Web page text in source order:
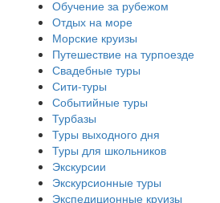
Обучение за рубежом
Отдых на море
Морские круизы
Путешествие на турпоезде
Свадебные туры
Сити-туры
Событийные туры
Турбазы
Туры выходного дня
Туры для школьников
Экскурсии
Экскурсионные туры
Экспедиционные круизы